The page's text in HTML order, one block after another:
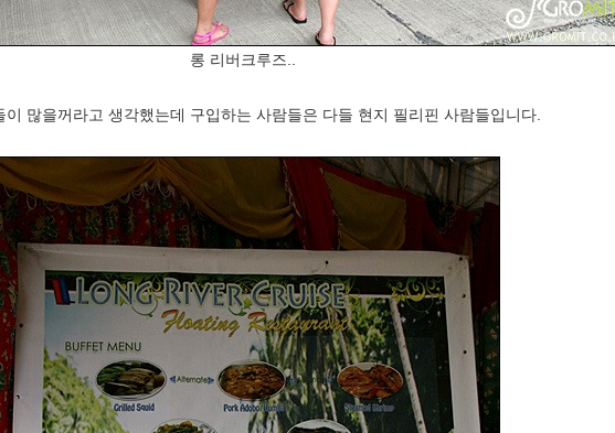
롱 리버크루즈..
이 많을꺼라고 생각했는데 구입하는 사람들은 다들 현지 필리핀 사람들입니다.